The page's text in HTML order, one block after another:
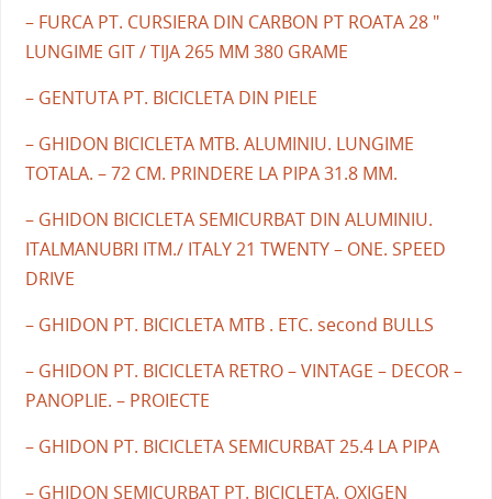
– FURCA PT. CURSIERA DIN CARBON PT ROATA 28 "
LUNGIME GIT / TIJA 265 MM 380 GRAME
– GENTUTA PT. BICICLETA DIN PIELE
– GHIDON BICICLETA MTB. ALUMINIU. LUNGIME
TOTALA. – 72 CM. PRINDERE LA PIPA 31.8 MM.
– GHIDON BICICLETA SEMICURBAT DIN ALUMINIU.
ITALMANUBRI ITM./ ITALY 21 TWENTY – ONE. SPEED
DRIVE
– GHIDON PT. BICICLETA MTB . ETC. second BULLS
– GHIDON PT. BICICLETA RETRO – VINTAGE – DECOR –
PANOPLIE. – PROIECTE
– GHIDON PT. BICICLETA SEMICURBAT 25.4 LA PIPA
– GHIDON SEMICURBAT PT. BICICLETA. OXIGEN